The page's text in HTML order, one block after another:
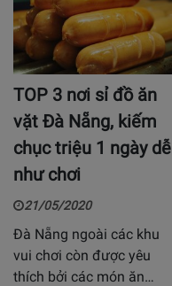
TOP 3 nơi sỉ đồ ăn
vặt Đà Nẵng, kiếm
chục triệu 1 ngày dễ
như chơi
21/05/2020
Đà Nẵng ngoài các khu
vui chơi còn được yêu
thích bởi các món ăn…